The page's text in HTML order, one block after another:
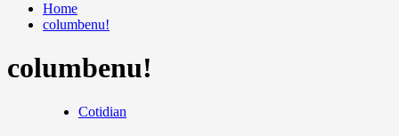
Home
columbenu!
columbenu!
Cotidian